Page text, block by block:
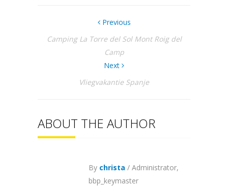
Previous
Camping La Torre del Sol Mont Roig del
Camp
Next
Vliegvakantie Spanje
ABOUT THE AUTHOR
By christa / Administrator,
bbp_keymaster